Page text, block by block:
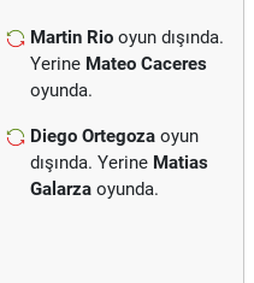
Martin Rio oyun dışında.
Yerine Mateo Caceres
oyunda.
Diego Ortegoza oyun
dışında. Yerine Matias
Galarza oyunda.